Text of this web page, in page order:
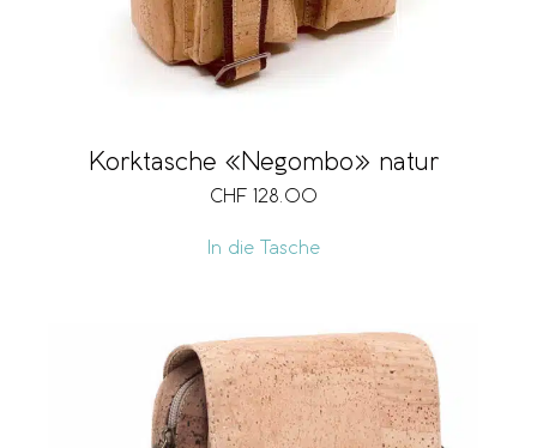
Korktasche «Negombo» natur
CHF 128.00
In die Tasche